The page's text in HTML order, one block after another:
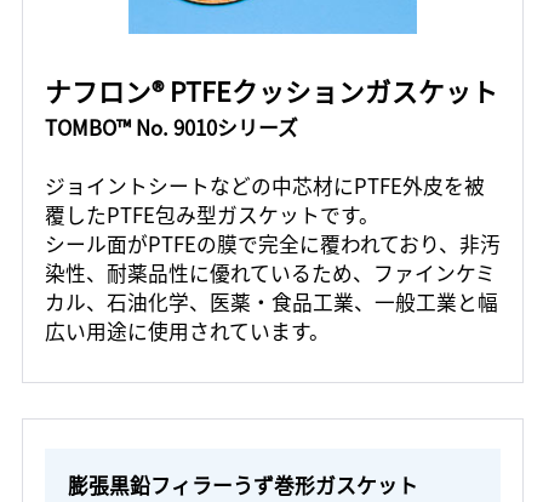
ナフロン® PTFEクッションガスケット
TOMBO™ No. 9010シリーズ
ジョイントシートなどの中芯材にPTFE外皮を被
覆したPTFE包み型ガスケットです。
シール面がPTFEの膜で完全に覆われており、非汚
染性、耐薬品性に優れているため、ファインケミ
カル、石油化学、医薬・食品工業、一般工業と幅
広い用途に使用されています。
膨張黒鉛フィラーうず巻形ガスケット